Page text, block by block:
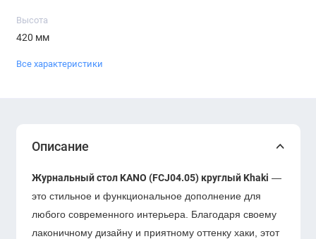
Высота
420 мм
Все характеристики
Описание
Журнальный стол KANO (FCJ04.05) круглый Khaki —
это стильное и функциональное дополнение для
любого современного интерьера. Благодаря своему
лаконичному дизайну и приятному оттенку хаки, этот